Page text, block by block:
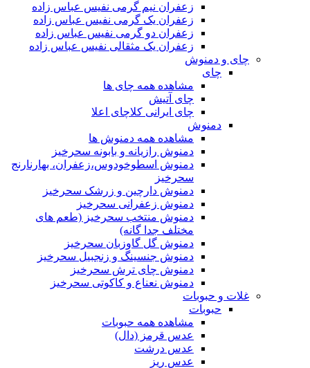
زعفران نیم گرمی نفیس عباس زاده
زعفران یک گرمی نفیس عباس زاده
زعفران دو گرمی نفیس عباس زاده
زعفران یک مثقالی نفیس عباس زاده
چای و دمنوش
چای
مشاهده همه چای ها
چای آتیش
چای ایرانی کلاچای اعلا
دمنوش
مشاهده همه دمنوش ها
دمنوش رازیانه و بابونه سحرخیز
دمنوش اسطوخودوس،زعفران، بهارنارنج
سحرخیز
دمنوش دارچین و زرشک سحرخیز
دمنوش زعفرانی سحرخیز
دمنوش منتخب سحرخیز (طعم های
مختلف جدا گانه)
دمنوش گل گاوزبان سحرخیز
دمنوش جنسینگ و زنجبیل سحرخیز
دمنوش چای ترش سحرخیز
دمنوش نعناع و کاکوتی سحرخیز
غلات و حبوبات
حبوبات
مشاهده همه حبوبات
عدس قرمز (دال)
عدس درشت
عدس ریز